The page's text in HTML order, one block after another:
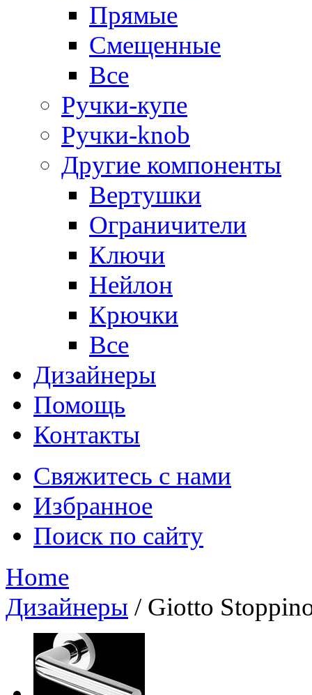
Прямые
Смещенные
Все
Ручки-купе
Ручки-knob
Другие компоненты
Вертушки
Ограничители
Ключи
Нейлон
Крючки
Все
Дизайнеры
Помощь
Контакты
Свяжитесь с нами
Избранное
Поиск по сайту
Home
Дизайнеры / Giotto